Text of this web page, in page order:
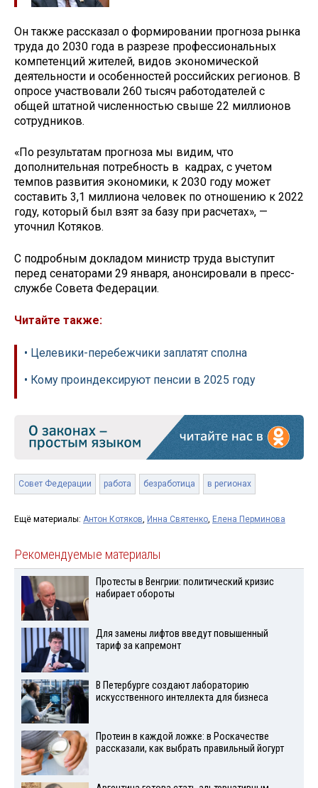
Он также рассказал о формировании прогноза рынка
труда до 2030 года в разрезе профессиональных
компетенций жителей, видов экономической
деятельности и особенностей российских регионов. В
опросе участвовали 260 тысяч работодателей с
общей штатной численностью свыше 22 миллионов
сотрудников.
«По результатам прогноза мы видим, что
дополнительная потребность в кадрах, с учетом
темпов развития экономики, к 2030 году может
составить 3,1 миллиона человек по отношению к 2022
году, который был взят за базу при расчетах», —
уточнил Котяков.
С подробным докладом министр труда выступит
перед сенаторами 29 января, анонсировали в пресс-
службе Совета Федерации.
Читайте также:
• Целевики-перебежчики заплатят сполна
• Кому проиндексируют пенсии в 2025 году
Совет Федерации работа безработица в регионах
Ещё материалы: Антон Котяков, Инна Святенко, Елена Перминова
Рекомендуемые материалы
Протесты в Венгрии: политический кризис
набирает обороты
Для замены лифтов введут повышенный
тариф за капремонт
В Петербурге создают лабораторию
искусственного интеллекта для бизнеса
Протеин в каждой ложке: в Роскачестве
рассказали, как выбрать правильный йогурт